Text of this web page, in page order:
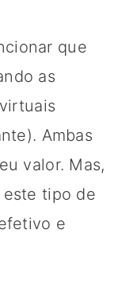
que
as
Ambas
valor. Mas,
tipo de
e